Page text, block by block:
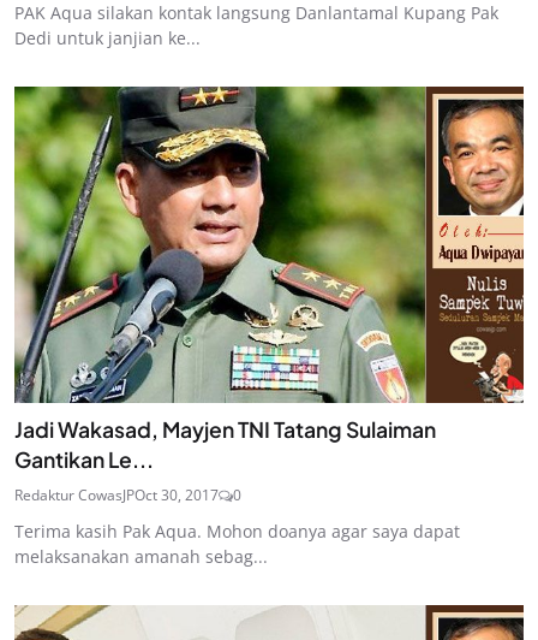
PAK Aqua silakan kontak langsung Danlantamal Kupang Pak
Dedi untuk janjian ke...
Jadi Wakasad, Mayjen TNI Tatang Sulaiman
Gantikan Le...
Redaktur CowasJPOct 30, 2017 0
Terima kasih Pak Aqua. Mohon doanya agar saya dapat
melaksanakan amanah sebag...